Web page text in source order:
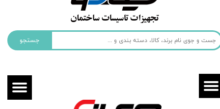
جستجو
خروج از حساب کاربری